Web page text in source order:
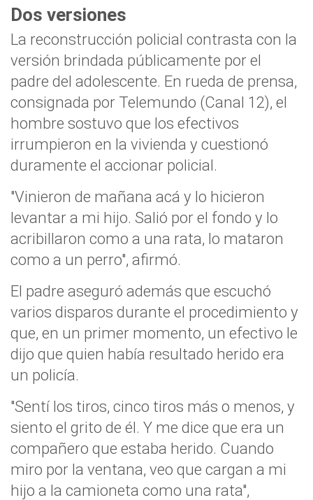
Dos versiones
La reconstrucción policial contrasta con la
versión brindada públicamente por el
padre del adolescente. En rueda de prensa,
consignada por Telemundo (Canal 12), el
hombre sostuvo que los efectivos
irrumpieron en la vivienda y cuestionó
duramente el accionar policial.
"Vinieron de mañana acá y lo hicieron
levantar a mi hijo. Salió por el fondo y lo
acribillaron como a una rata, lo mataron
como a un perro", afirmó.
El padre aseguró además que escuchó
varios disparos durante el procedimiento y
que, en un primer momento, un efectivo le
dijo que quien había resultado herido era
un policía.
"Sentí los tiros, cinco tiros más o menos, y
siento el grito de él. Y me dice que era un
compañero que estaba herido. Cuando
miro por la ventana, veo que cargan a mi
hijo a la camioneta como una rata",